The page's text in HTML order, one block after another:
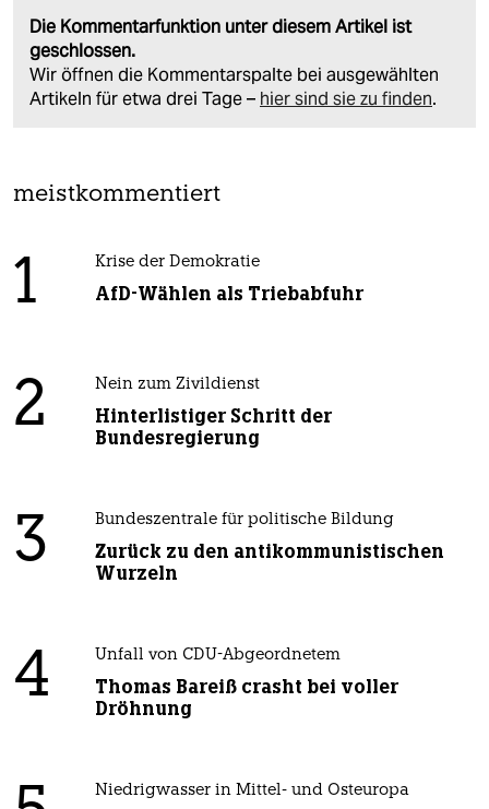
Die Kommentarfunktion unter diesem Artikel ist
geschlossen.
Wir öffnen die Kommentarspalte bei ausgewählten
Artikeln für etwa drei Tage – hier sind sie zu finden.
meistkommentiert
1 Krise der Demokratie
AfD-Wählen als Triebabfuhr
2 Nein zum Zivildienst
Hinterlistiger Schritt der
Bundesregierung
3 Bundeszentrale für politische Bildung
Zurück zu den antikommunistischen
Wurzeln
4 Unfall von CDU-Abgeordnetem
Thomas Bareiß crasht bei voller
Dröhnung
Niedrigwasser in Mittel- und Osteuropa